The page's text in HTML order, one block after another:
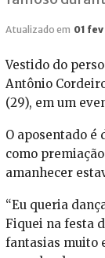
Atualizado em 01 fev
Vestido do
Antônio
(29), em um
O aposentado é
como
amanhecer
“Eu queria
Fiquei na festa
fantasias muito